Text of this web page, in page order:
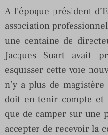
A l’époque président
association
une centaine de
Jacques Suart avait
esquisser cette voie
n’y a plus de
doit en tenir compte et
que de camper sur une
accepter de recevoir la